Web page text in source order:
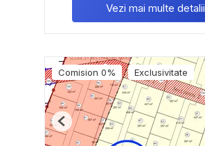
Vezi mai multe detalii
Comision 0% Exclusivitate
Previous